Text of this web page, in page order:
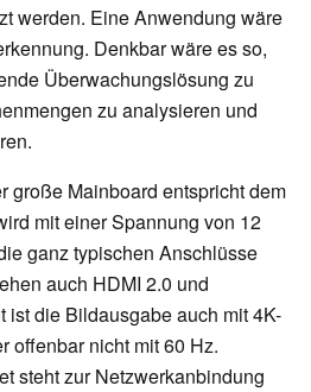
werden. Eine Anwendung wäre
Denkbar wäre es so,
Überwachungslösung zu
zu analysieren und
große Mainboard entspricht dem
mit einer Spannung von 12
ganz typischen Anschlüsse
auch HDMI 2.0 und
ist die Bildausgabe auch mit 4K-
offenbar nicht mit 60 Hz.
steht zur Netzwerkanbindung